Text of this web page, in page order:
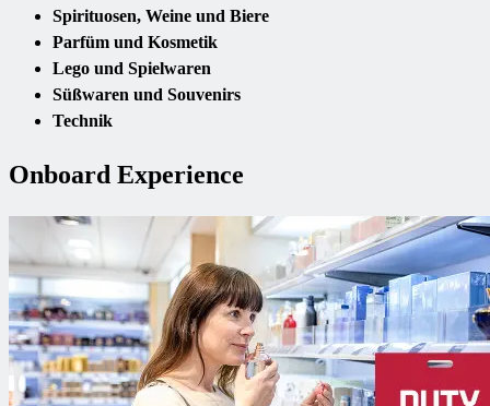
Spirituosen, Weine und Biere
Parfüm und Kosmetik
Lego und Spielwaren
Süßwaren und Souvenirs
Technik
Onboard Experience